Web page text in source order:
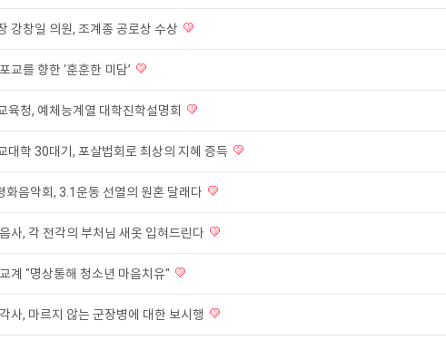
강창일 의원, 조계종 공로상 수상
교를 향한 ‘훈훈한 미담’
육청, 예체능계열 대학진학설명회
대학 30대기, 포살법회로 최상의 지혜 증득
화음악회, 3.1운동 선열의 원혼 달래다
사, 각 전각의 부처님 새옷 입혀드린다
계 "명상통해 청소년 마음치유"
사, 마르지 않는 군장병에 대한 보시행